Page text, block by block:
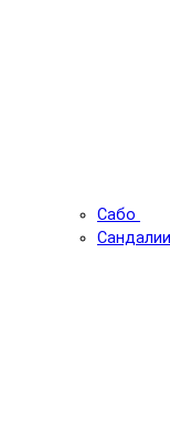
Сабо
Сандалии